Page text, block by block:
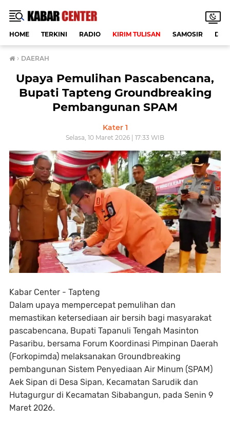
HOME TERKINI RADIO KIRIM TULISAN SAMOSIR
› DAERAH
Upaya Pemulihan Pascabencana,
Bupati Tapteng Groundbreaking
Pembangunan SPAM
Kater 1
Selasa, 10 Maret 2026 | 17:33 WIB
Kabar Center - Tapteng
Dalam upaya mempercepat pemulihan dan
memastikan ketersediaan air bersih bagi masyarakat
pascabencana, Bupati Tapanuli Tengah Masinton
Pasaribu, bersama Forum Koordinasi Pimpinan Daerah
(Forkopimda) melaksanakan Groundbreaking
pembangunan Sistem Penyediaan Air Minum (SPAM)
Aek Sipan di Desa Sipan, Kecamatan Sarudik dan
Hutagurgur di Kecamatan Sibabangun, pada Senin 9
Maret 2026.